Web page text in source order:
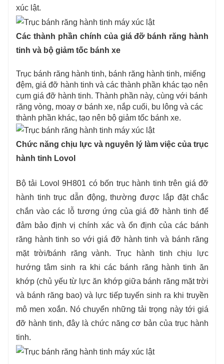
xúc lật.
Các thành phần chính của giá đỡ bánh răng hành
tinh và bộ giảm tốc bánh xe
Trục bánh răng hành tinh, bánh răng hành tinh, miếng
đệm, giá đỡ hành tinh và các thành phần khác tạo nên
cụm giá đỡ hành tinh. Thành phần này, cùng với bánh
răng vòng, moay ơ bánh xe, nắp cuối, bu lông và các
thành phần khác, tạo nên bộ giảm tốc bánh xe.
Chức năng chịu lực và nguyên lý làm việc của trục
hành tinh Lovol
Bộ tải Lovol 9H801 có bốn trục hành tinh trên giá đỡ
hành tinh trục dẫn động, thường được lắp đặt chắc
chắn vào các lỗ tương ứng của giá đỡ hành tinh để
đảm bảo định vị chính xác và ổn định của các bánh
răng hành tinh so với giá đỡ hành tinh và bánh răng
mặt trời/bánh răng vành. Trục hành tinh chịu lực
hướng tâm sinh ra khi các bánh răng hành tinh ăn
khớp (chủ yếu từ lực ăn khớp giữa bánh răng mặt trời
và bánh răng bao) và lực tiếp tuyến sinh ra khi truyền
mô men xoắn. Nó chuyển những tải trọng này tới giá
đỡ hành tinh, đây là chức năng cơ bản của trục hành
tinh.